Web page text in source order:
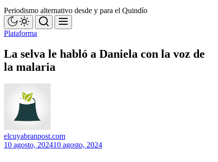
Periodismo alternativo desde y para el Quindío
Plataforma
La selva le habló a Daniela con la voz de
la malaria
elcuyabranpost.com
10 agosto, 202410 agosto, 2024